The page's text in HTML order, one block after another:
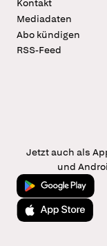
Kontakt
Mediadaten
Abo kündigen
RSS-Feed
Jetzt auch als
und
Jetzt bei Google
Laden im App